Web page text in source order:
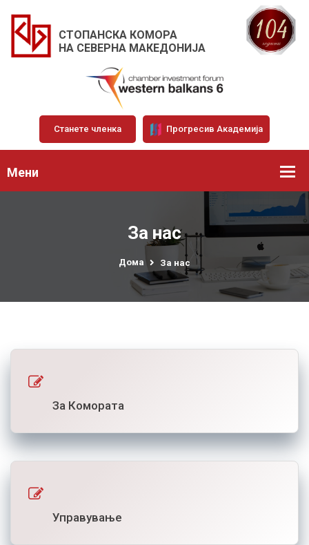
СТОПАНСКА КОМОРА
НА СЕВЕРНА МАКЕДОНИЈА
Станете членка Прогресив Академија
Мени
За нас
Дома За нас
За Комората
Управување